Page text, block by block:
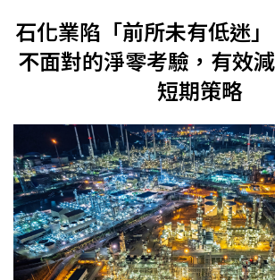
石化業陷「前所未有低迷
不面對的淨零考驗，有效
短期策略